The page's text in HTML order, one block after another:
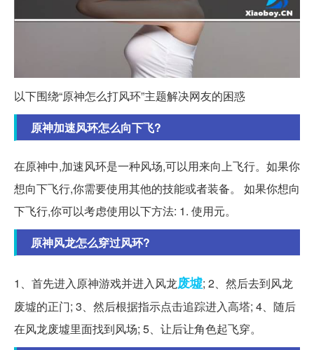
以下围绕“原神怎么打风环”主题解决网友的困惑
原神加速风环怎么向下飞?
在原神中,加速风环是一种风场,可以用来向上飞行。如果你
想向下飞行,你需要使用其他的技能或者装备。 如果你想向
下飞行,你可以考虑使用以下方法: 1. 使用元。
原神风龙怎么穿过风环?
1、首先进入原神游戏并进入风龙废墟; 2、然后去到风龙
废墟的正门; 3、然后根据指示点击追踪进入高塔; 4、随后
在风龙废墟里面找到风场; 5、让后让角色起飞穿。